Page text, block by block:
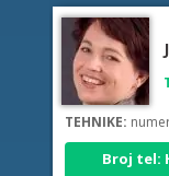
TEHNIKE:
Broj tel: